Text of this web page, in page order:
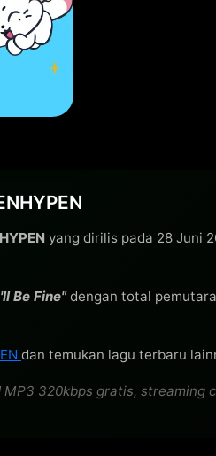
yang dirilis pada 28 Juni
Be Fine"dengan total
dan temukan lagu terbaru
MP3 320kbps gratis,